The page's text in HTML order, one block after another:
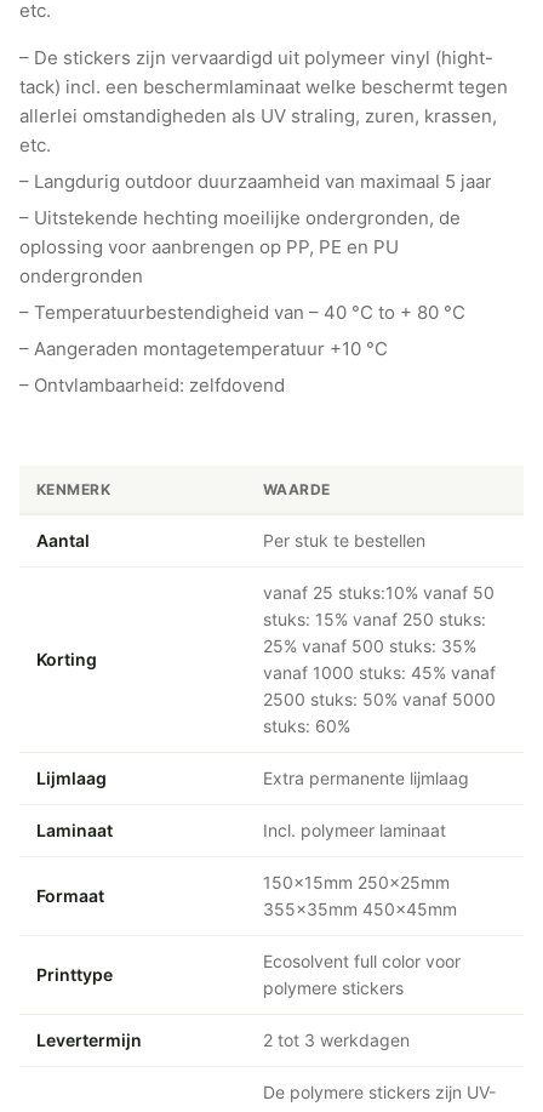
etc.
– De stickers zijn vervaardigd uit polymeer vinyl (hight-
tack) incl. een beschermlaminaat welke beschermt tegen
allerlei omstandigheden als UV straling, zuren, krassen,
etc.
– Langdurig outdoor duurzaamheid van maximaal 5 jaar
– Uitstekende hechting moeilijke ondergronden, de
oplossing voor aanbrengen op PP, PE en PU
ondergronden
– Temperatuurbestendigheid van – 40 °C to + 80 °C
– Aangeraden montagetemperatuur +10 °C
– Ontvlambaarheid: zelfdovend
KENMERK WAARDE
Aantal Per stuk te bestellen
Korting
vanaf 25 stuks:10% vanaf 50
stuks: 15% vanaf 250 stuks:
25% vanaf 500 stuks: 35%
vanaf 1000 stuks: 45% vanaf
2500 stuks: 50% vanaf 5000
stuks: 60%
Lijmlaag Extra permanente lijmlaag
Laminaat Incl. polymeer laminaat
Formaat
150x15mm 250x25mm
355x35mm 450x45mm
Printtype
Ecosolvent full color voor
polymere stickers
Levertermijn 2 tot 3 werkdagen
De polymere stickers zijn UV-